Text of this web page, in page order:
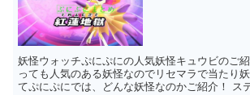
妖怪ウォッチぷにぷにの人気妖怪キュウビのご
っても人気のある妖怪なのでリセマラで当たり
てぷにぷにでは、どんな妖怪なのかご紹介！ ス